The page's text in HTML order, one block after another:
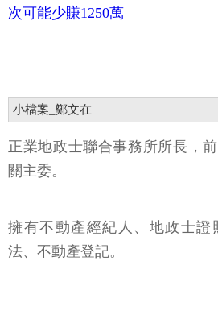
次可能少賺1250萬
小檔案_鄭文在
正業地政士聯合事務所所長，
關主委。
擁有不動產經紀人、地政士證
法、不動產登記。